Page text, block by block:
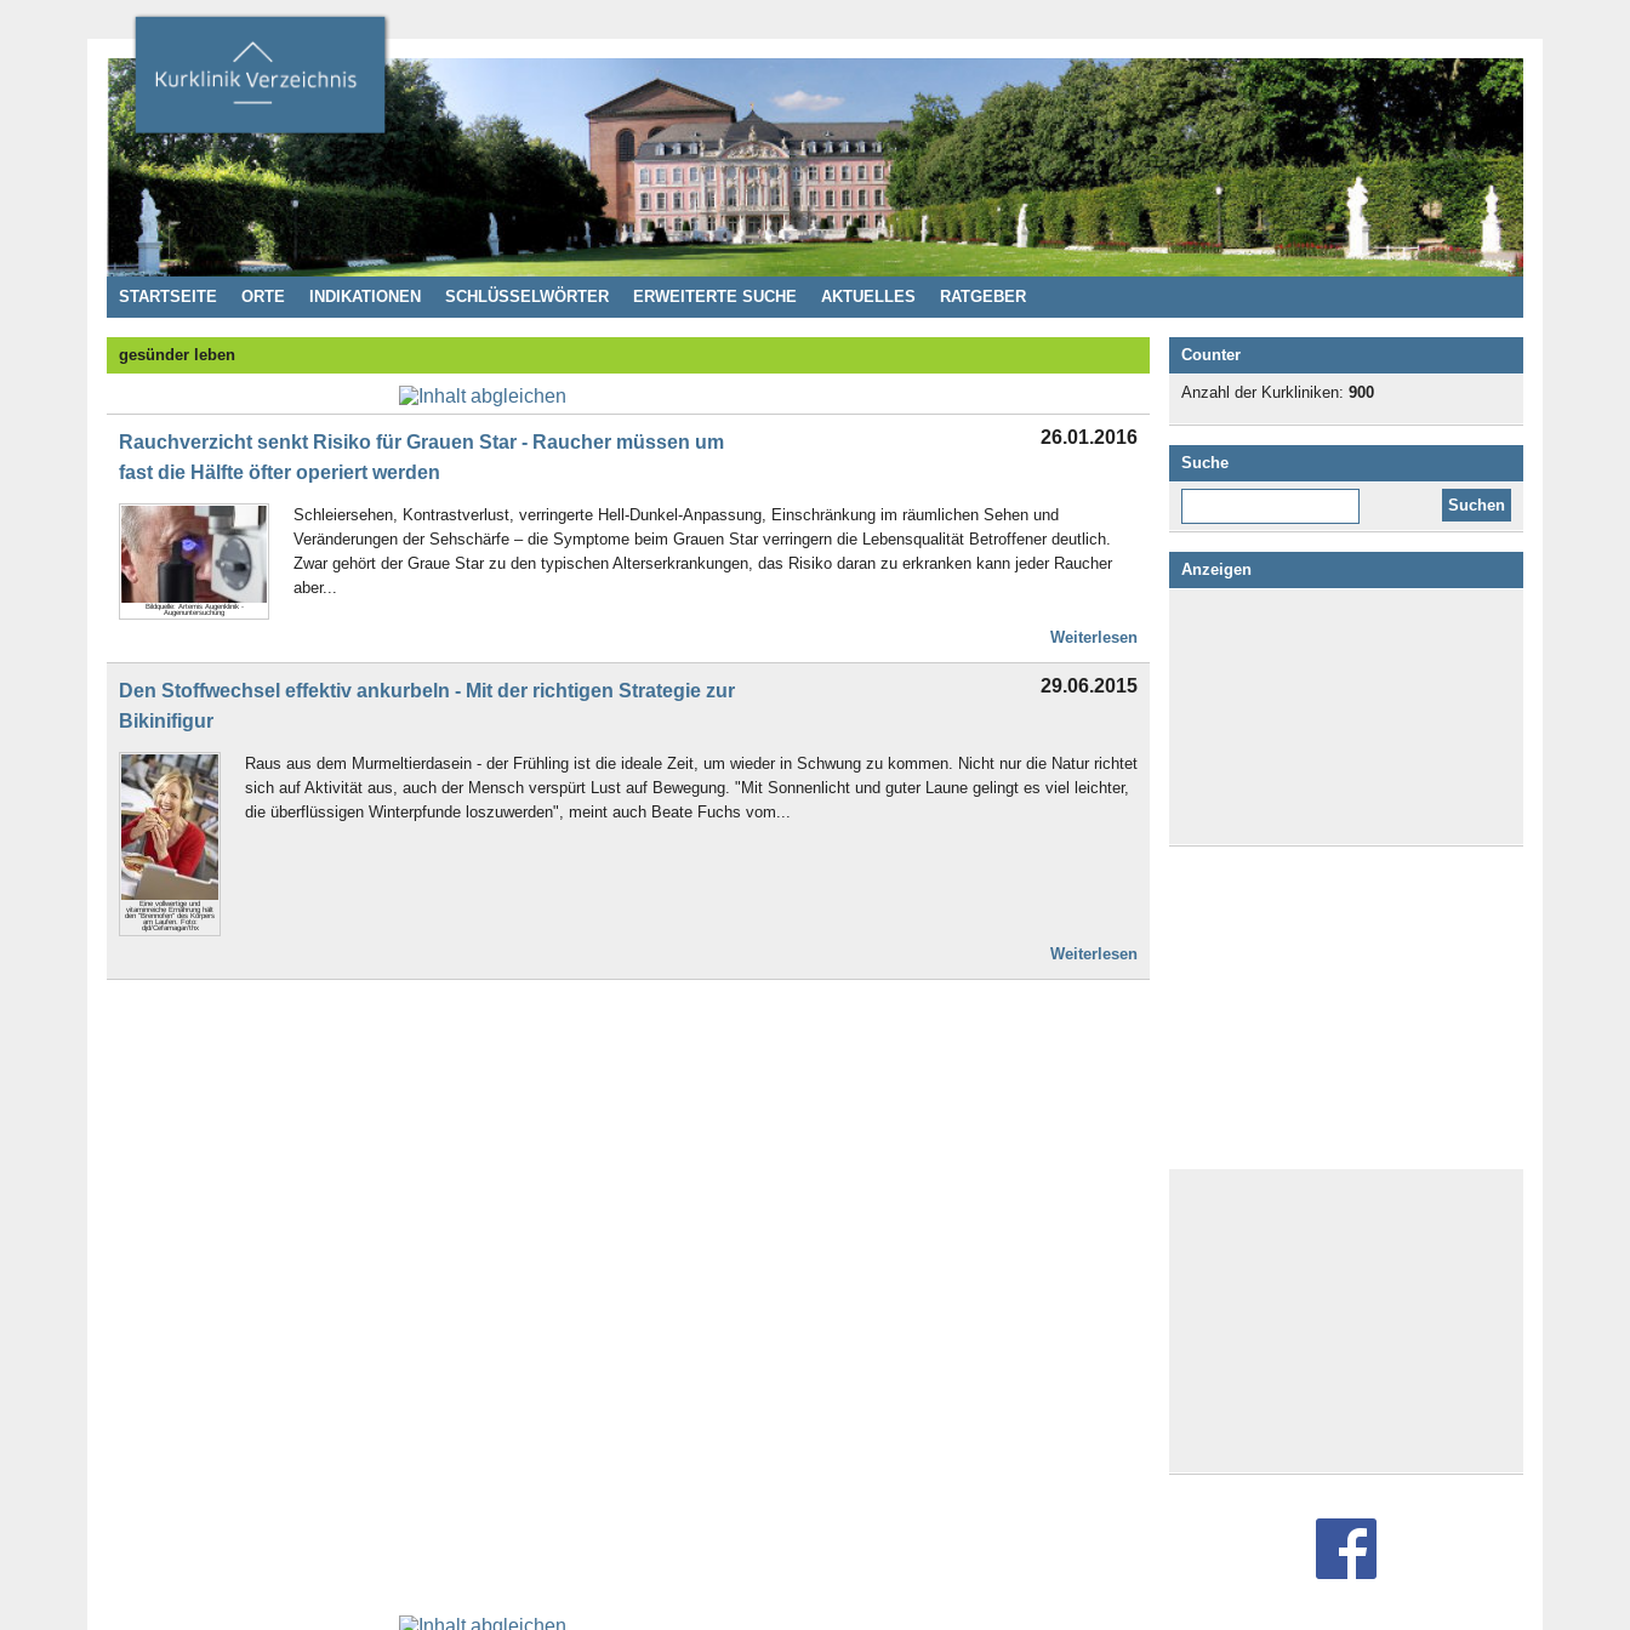
STARTSEITE ORTE INDIKATIONEN SCHLÜSSELWÖRTER ERWEITERTE SUCHE AKTUELLES RATGEBER
gesünder leben
Rauchverzicht senkt Risiko für Grauen Star - Raucher müssen um
fast die Hälfte öfter operiert werden
26.01.2016
Bildquelle: Artemis Augenklinik -
Augenuntersuchung
Schleiersehen, Kontrastverlust, verringerte Hell-Dunkel-Anpassung, Einschränkung im räumlichen Sehen und
Veränderungen der Sehschärfe – die Symptome beim Grauen Star verringern die Lebensqualität Betroffener deutlich.
Zwar gehört der Graue Star zu den typischen Alterserkrankungen, das Risiko daran zu erkranken kann jeder Raucher
aber...
Weiterlesen
Den Stoffwechsel effektiv ankurbeln - Mit der richtigen Strategie zur
Bikinifigur
29.06.2015
Eine vollwertige und
vitaminreiche Ernährung hält
den "Brennofen" des Körpers
am Laufen. Foto:
djd/Cefamagar/thx
Raus aus dem Murmeltierdasein - der Frühling ist die ideale Zeit, um wieder in Schwung zu kommen. Nicht nur die Natur richtet
sich auf Aktivität aus, auch der Mensch verspürt Lust auf Bewegung. "Mit Sonnenlicht und guter Laune gelingt es viel leichter,
die überflüssigen Winterpfunde loszuwerden", meint auch Beate Fuchs vom...
Weiterlesen
Counter
Anzahl der Kurkliniken: 900
Suche
Anzeigen